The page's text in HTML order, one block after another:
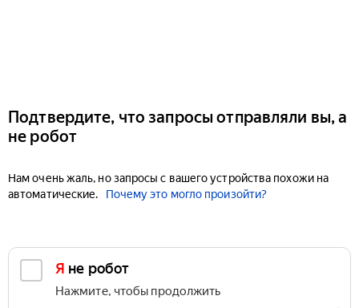
Подтвердите, что запросы отправляли вы, а
не робот
Нам очень жаль, но запросы с вашего устройства похожи на
автоматические.
Почему это могло произойти?
Я не робот
Нажмите, чтобы продолжить